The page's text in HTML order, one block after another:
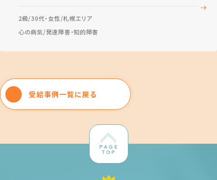
2級 30代・女性 札幌エリア
心の病気 発達障害・知的障害
受給事例一覧に戻る
PAGE
TOP